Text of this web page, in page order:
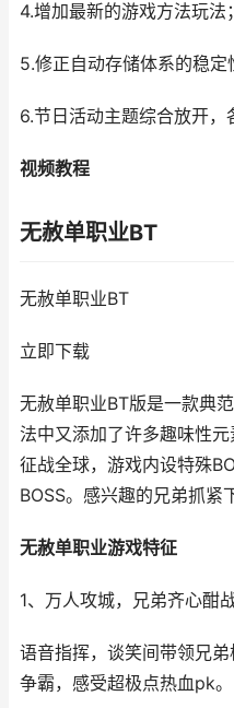
4.增加最新的游戏方法玩法；
5.修正自动存储体系的稳定
6.节日活动主题综合放开，
视频教程
无赦单职业BT
无赦单职业BT
立即下载
无赦单职业BT版是一款典
法中又添加了许多趣味性
征战全球，游戏内设特殊
BOSS。感兴趣的兄弟抓紧
无赦单职业游戏特征
1、万人攻城，兄弟齐心酣
语音指挥，谈笑间带领兄
争霸，感受超极点热血pk。